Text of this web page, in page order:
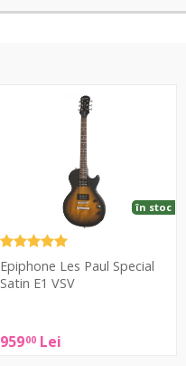
Epiphone Les Paul Special
Satin E1 VSV
95900 Lei
în stoc
Les